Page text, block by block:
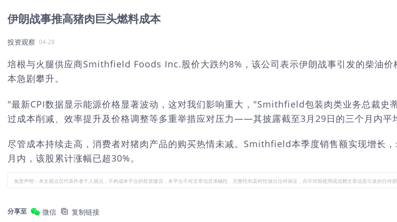
伊朗战事推高猪肉巨头燃料成本
投资观察 04-28
培根与火腿供应商Smithfield Foods Inc.股价大跌约8%，该公司表示伊朗战事引发的柴油
本急剧攀升。
"最新CPI数据显示能源价格显著波动，这对我们影响重大，"Smithfield包装肉类业务总裁史
过成本削减、效率提升及价格调整等多重举措应对压力——其披露截至3月29日的三个月内平
尽管成本持续走高，消费者对猪肉产品的购买热情未减。Smithfield本季度销售额实现增长
月内，该股累计涨幅已超30%。
免责声明：本文观点仅代表作者个人观点，不构成本平台的投资建议，本平台不对文章信息准确性、完整性和及时性做出任何保证，亦不对因使用或信赖文章信息引发的任何损
分享至 微信 复制链接